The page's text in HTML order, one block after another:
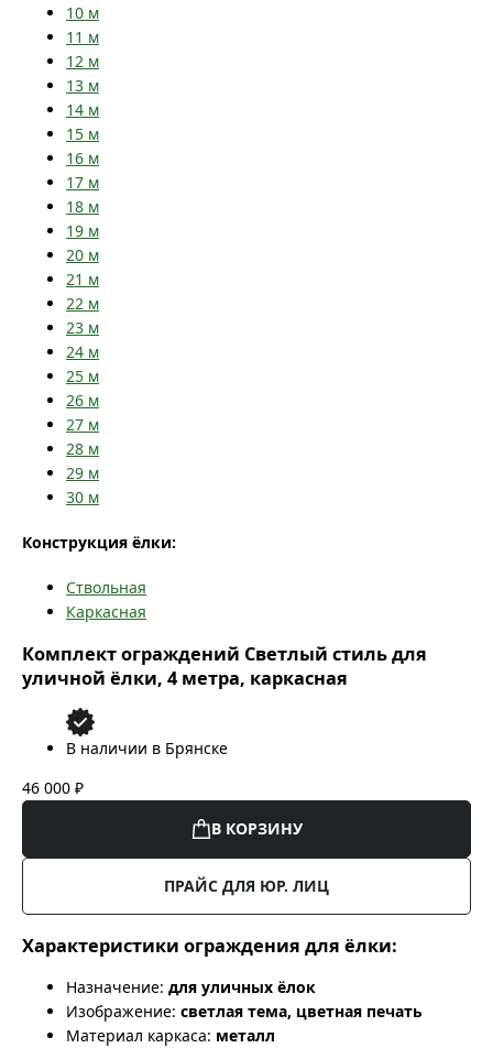
10 м
11 м
12 м
13 м
14 м
15 м
16 м
17 м
18 м
19 м
20 м
21 м
22 м
23 м
24 м
25 м
26 м
27 м
28 м
29 м
30 м
Конструкция ёлки:
Ствольная
Каркасная
Комплект ограждений Светлый стиль для
уличной ёлки, 4 метра, каркасная
В наличии в Брянске
46 000 ₽
В КОРЗИНУ
ПРАЙС ДЛЯ ЮР. ЛИЦ
Характеристики ограждения для ёлки:
Назначение: для уличных ёлок
Изображение: светлая тема, цветная печать
Материал каркаса: металл